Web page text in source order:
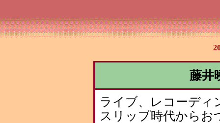
藤井
ライブ、レコーディ
スリップ時代からお